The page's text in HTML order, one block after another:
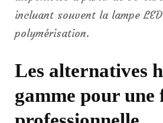
incluant souvent la lampe
polymérisation.
Les alternatives
gamme pour